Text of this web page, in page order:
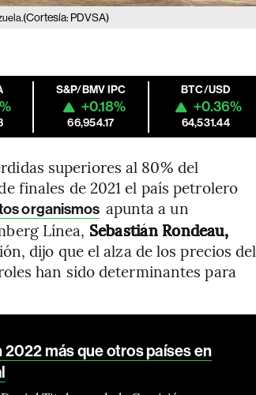
(Cortesía: PDVSA)
S&P/BMV IPC
+0.18%
66,954.17
BTC/USD
+0.36%
64,531.44
superiores al 80% del
finales de 2021 el país petrolero
organismos apunta a un
Línea, Sebastián Rondeau,
dijo que el alza de los precios del
han sido determinantes para
más que otros países en